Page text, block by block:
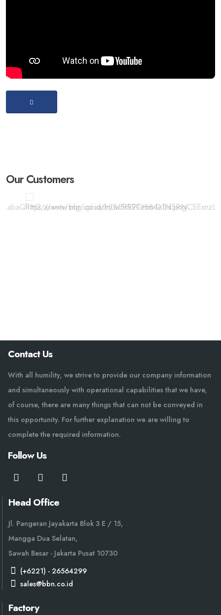
Our Customers
Contact Us
With all humility, we strive to provide our company information
and simultaneously with operational capabilities that we have,
of course, there are many things that can not be conveyed in
this opportunity. For further explanation we are willing to
complete the required information.
Follow Us
Head Office
Jl. Pangeran Jayakarta Blok 3 E / 15,
Mangga Dua Selatan,
Sawah Besar - Jakarta Pusat 10730
(+6221) - 26564299
sales@bbn.co.id
Factory